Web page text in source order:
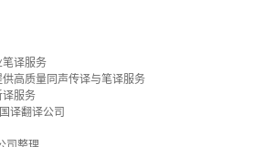
笔译服务
高质量同声传译与笔译服务
译服务
译翻译公司